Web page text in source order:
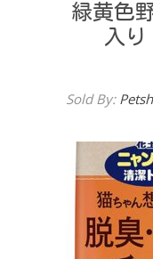
緑黄色
入
Sold By: